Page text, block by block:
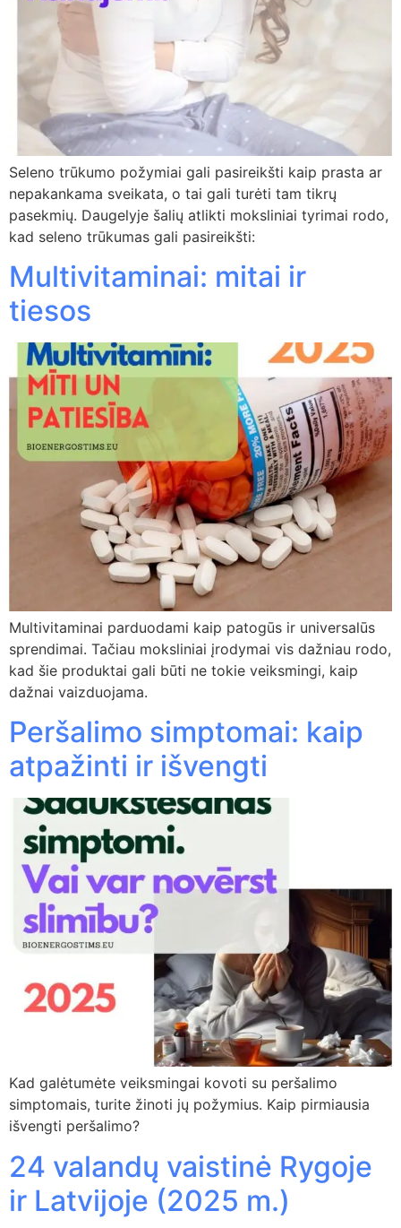
Seleno trūkumo požymiai gali pasireikšti kaip prasta ar
nepakankama sveikata, o tai gali turėti tam tikrų
pasekmių. Daugelyje šalių atlikti moksliniai tyrimai rodo,
kad seleno trūkumas gali pasireikšti:
Multivitaminai: mitai ir
tiesos
Multivitaminai parduodami kaip patogūs ir universalūs
sprendimai. Tačiau moksliniai įrodymai vis dažniau rodo,
kad šie produktai gali būti ne tokie veiksmingi, kaip
dažnai vaizduojama.
Peršalimo simptomai: kaip
atpažinti ir išvengti
Kad galėtumėte veiksmingai kovoti su peršalimo
simptomais, turite žinoti jų požymius. Kaip pirmiausia
išvengti peršalimo?
24 valandų vaistinė Rygoje
ir Latvijoje (2025 m.)